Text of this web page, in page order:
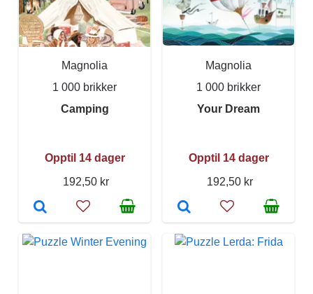
Magnolia
1 000 brikker
Camping
Opptil 14 dager
192,50 kr
Magnolia
1 000 brikker
Your Dream
Opptil 14 dager
192,50 kr